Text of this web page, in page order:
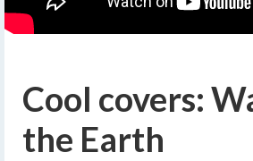
Cool covers:
the Earth